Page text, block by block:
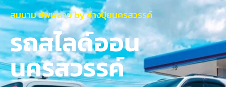
สมนาม ซัพพลาย by ช่างปุ้ยนครสวรรค์
รถสไลด์ออน
นครสวรรค์